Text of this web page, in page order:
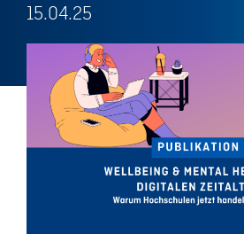
15.04.25